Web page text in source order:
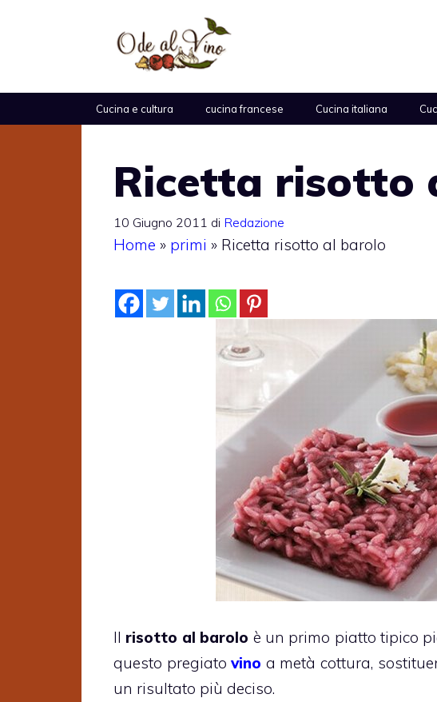
Cucina e cultura cucina francese Cucina italiana
Ricetta risotto
10 Giugno 2011 di Redazione
Home » primi » Ricetta risotto al barolo
Il risotto al barolo è un primo piatto tipico
questo pregiatovino a metà cottura,
un risultato più deciso.